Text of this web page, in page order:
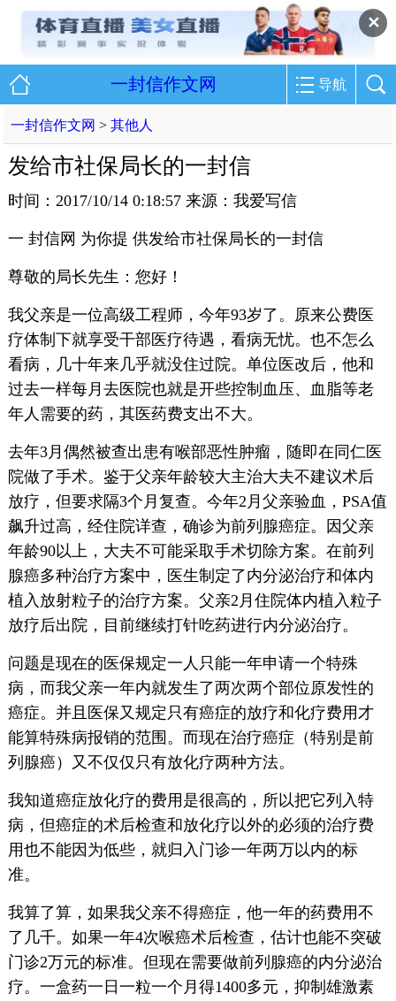
✕
一封信作文网 导航
一封信作文网 >其他人
发给市社保局长的一封信
时间：2017/10/14 0:18:57 来源：我爱写信
一 封信网 为你提 供发给市社保局长的一封信
尊敬的局长先生：您好！
我父亲是一位高级工程师，今年93岁了。原来公费医
疗体制下就享受干部医疗待遇，看病无忧。也不怎么
看病，几十年来几乎就没住过院。单位医改后，他和
过去一样每月去医院也就是开些控制血压、血脂等老
年人需要的药，其医药费支出不大。
去年3月偶然被查出患有喉部恶性肿瘤，随即在同仁医
院做了手术。鉴于父亲年龄较大主治大夫不建议术后
放疗，但要求隔3个月复查。今年2月父亲验血，PSA值
飙升过高，经住院详查，确诊为前列腺癌症。因父亲
年龄90以上，大夫不可能采取手术切除方案。在前列
腺癌多种治疗方案中，医生制定了内分泌治疗和体内
植入放射粒子的治疗方案。父亲2月住院体内植入粒子
放疗后出院，目前继续打针吃药进行内分泌治疗。
问题是现在的医保规定一人只能一年申请一个特殊
病，而我父亲一年内就发生了两次两个部位原发性的
癌症。并且医保又规定只有癌症的放疗和化疗费用才
能算特殊病报销的范围。而现在治疗癌症（特别是前
列腺癌）又不仅仅只有放化疗两种方法。
我知道癌症放化疗的费用是很高的，所以把它列入特
病，但癌症的术后检查和放化疗以外的必须的治疗费
用也不能因为低些，就归入门诊一年两万以内的标
准。
我算了算，如果我父亲不得癌症，他一年的药费用不
了几千。如果一年4次喉癌术后检查，估计也能不突破
门诊2万元的标准。但现在需要做前列腺癌的内分泌治
疗。一盒药一日一粒一个月得1400多元，抑制雄激素